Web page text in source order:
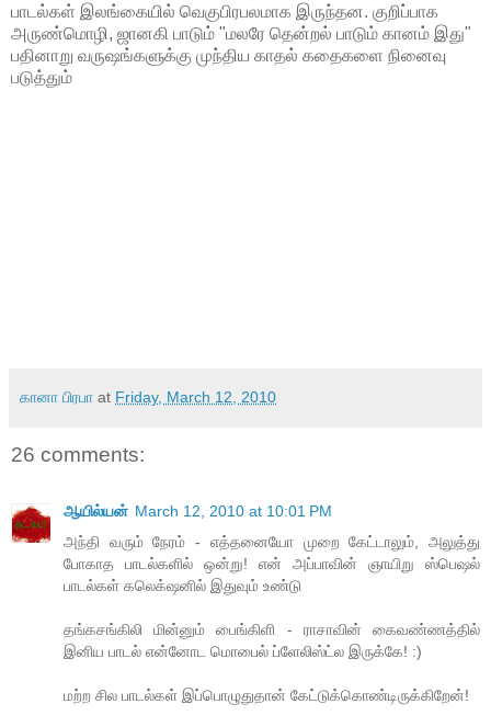
பாடல்கள் இலங்கையில் வெகுபிரபலமாக இருந்தன. குறிப்பாக
அருண்மொழி, ஜானகி பாடும் "மலரே தென்றல் பாடும் கானம் இது"
பதினாறு வருஷங்களுக்கு முந்திய காதல் கதைகளை நினைவு
படுத்தும்
கானா பிரபா at Friday, March 12, 2010
26 comments:
ஆயில்யன் March 12, 2010 at 10:01 PM
அந்தி வரும் நேரம் - எத்தனையோ முறை கேட்டாலும், அலுத்து
போகாத பாடல்களில் ஒன்று! என் அப்பாவின் ஞாயிறு ஸ்பெஷல்
பாடல்கள் கலெக்‌ஷனில் இதுவும் உண்டு
தங்கசங்கிலி மின்னும் பைங்கிளி - ராசாவின் கைவண்ணத்தில்
இனிய பாடல் என்னோட மொபைல் ப்ளேலிஸ்ட்ல இருக்கே! :)
மற்ற சில பாடல்கள் இப்பொழுதுதான் கேட்டுக்கொண்டிருக்கிறேன்!